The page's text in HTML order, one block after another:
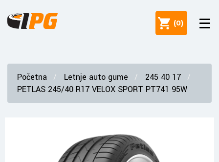
(0)
Početna Letnje auto gume
245 40 17
PETLAS 245/40 R17 VELOX SPORT PT741 95W